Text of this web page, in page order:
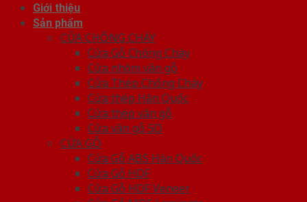
Giới thiệu
Sản phẩm
CỬA CHỐNG CHÁY
Cửa Gỗ Chống Cháy
Cửa nhôm vân gỗ
Cửa Thép Chống Cháy
Cửa thép Hàn Quốc
Cửa thép vân gỗ
Cửa vân gỗ 5D
CỬA GỖ
Cửa Gỗ ABS Hàn Quốc
Cửa Gỗ HDF
Cửa Gỗ HDF Veneer